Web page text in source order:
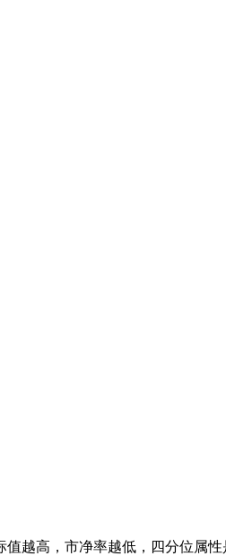
高，市净率越低，四分位属